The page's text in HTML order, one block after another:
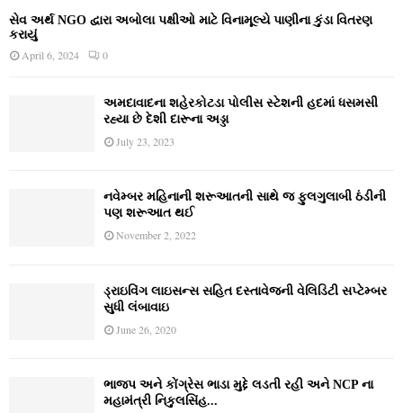
સેવ અર્થ NGO દ્વારા અબોલા પક્ષીઓ માટે વિનામૂલ્યે પાણીના કુંડા વિતરણ
કરાયું
April 6, 2024 0
અમદાવાદના શહેરકોટડા પોલીસ સ્ટેશની હદમાં ધસમસી
રહ્યા છે દેશી દારૂના અડ્ડા
July 23, 2023
નવેમ્‍બર મહિનાની શરૂઆતની સાથે જ ફુલગુલાબી ઠંડીની
પણ શરૂઆત થઈ
November 2, 2022
ડ્રાઇવિંગ લાઇસન્સ સહિત દસ્તાવેજની વેલિડિટી સપ્ટેમ્બર
સુધી લંબાવાઇ
June 26, 2020
ભાજપ અને કોંગ્રેસ ભાડા મુદ્દે લડતી રહી અને NCP ના
મહામંત્રી નિકુલસિંહ...